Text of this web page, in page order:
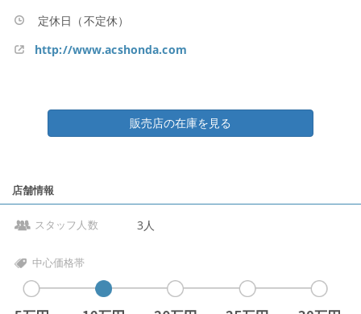
定休日（不定休）
http://www.acshonda.com
販売店の在庫を見る
店舗情報
スタッフ人数 3人
中心価格帯